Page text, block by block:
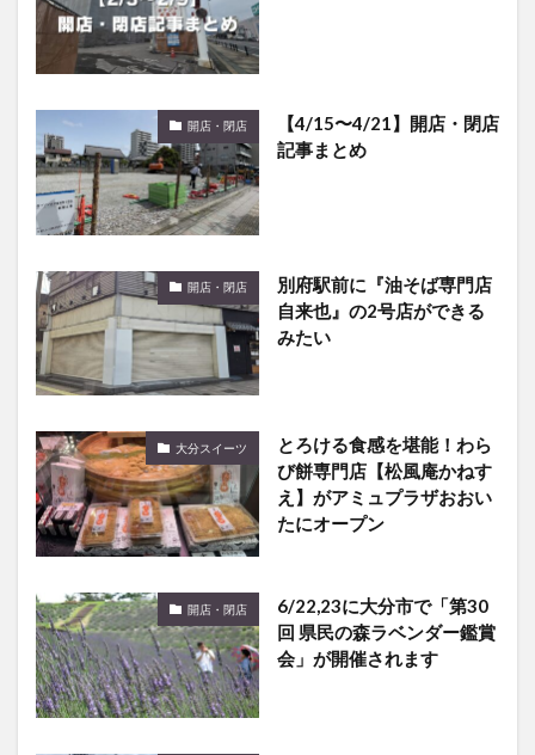
開店・閉店
【4/15〜4/21】開店・閉店
記事まとめ
開店・閉店
別府駅前に『油そば専門店
自来也』の2号店ができる
みたい
大分スイーツ
とろける食感を堪能！わら
び餅専門店【松風庵かねす
え】がアミュプラザおおい
たにオープン
開店・閉店
6/22,23に大分市で「第30
回 県民の森ラベンダー鑑賞
会」が開催されます